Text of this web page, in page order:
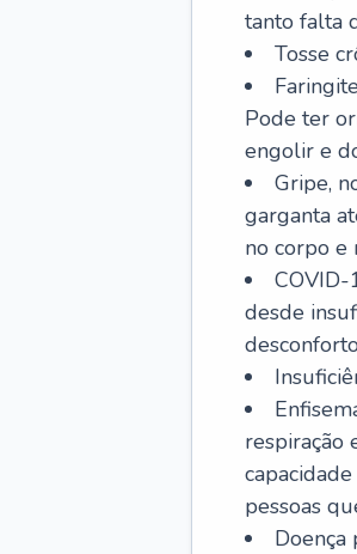
tanto falta
Tosse
Pode ter
engolir e
Gripe,
garganta
no corpo e
COVID-
desde
respiração
pessoas
Doença